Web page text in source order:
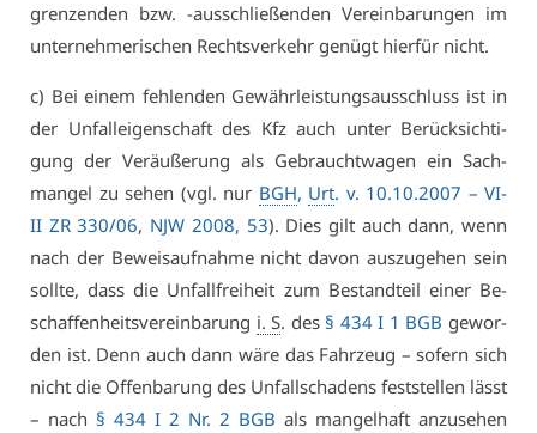
gren­zen­den bzw. -aus­schlie­ßen­den Ver­ein­ba­run­gen im
un­ter­neh­me­ri­schen Rechts­ver­kehr ge­nügt hier­für nicht.
c) Bei ei­nem feh­len­den Ge­währ­leis­tungs­aus­schluss ist in
der Un­fall­ei­gen­schaft des Kfz auch un­ter Be­rück­sich­ti­
gung der Ver­äu­ße­rung als Ge­braucht­wa­gen ein Sach­
man­gel zu se­hen (vgl. nur BGH, Urt. v. 10.10.2007 – VI­
II ZR 330/06, NJW 2008, 53). Dies gilt auch dann, wenn
nach der Be­weis­auf­nah­me nicht da­von aus­zu­ge­hen sein
soll­te, dass die Un­fall­frei­heit zum Be­stand­teil ei­ner Be­
schaf­fen­heits­ver­ein­ba­rung i. S. des § 434 I 1 BGB ge­wor­
den ist. Denn auch dann wä­re das Fahr­zeug – so­fern sich
nicht die Of­fen­ba­rung des Un­fall­scha­dens fest­stel­len lässt
– nach § 434 I 2 Nr. 2 BGB als man­gel­haft an­zu­se­hen